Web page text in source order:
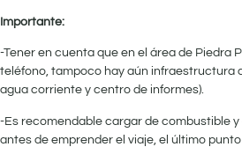
Importante:
-Tener en cuenta que en el área de Piedra
teléfono, tampoco hay aún infraestructura
agua corriente y centro de informes).
-Es recomendable cargar de combustible
antes de emprender el viaje, el último